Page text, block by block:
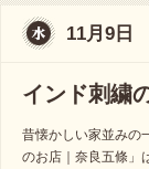
11月9日
インド刺繍
昔懐かしい家並みの
のお店｜奈良五條」